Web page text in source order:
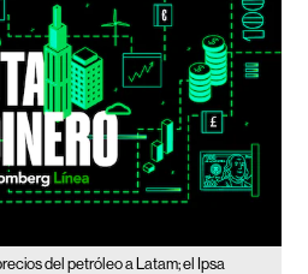
del petróleo a Latam; el Ipsa